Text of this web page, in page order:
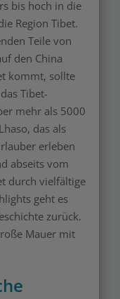
bis hoch in die
Region Tibet.
Teile von
den China
kommt, sollte
Tibet-
mehr als 5000
das als
erleben
abseits vom
durch vielfältige
geht es
zurück.
Mauer mit